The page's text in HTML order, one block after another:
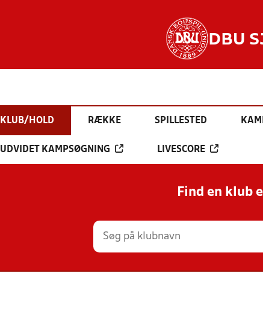
DBU
KLUB/HOLD RÆKKE SPILLESTED
UDVIDET KAMPSØGNING LIVESCORE
Find en klub